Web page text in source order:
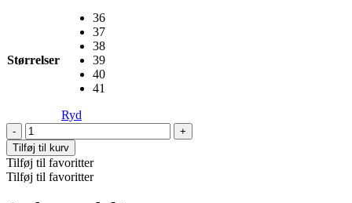
Størrelser
36
37
38
39
40
41
Ryd
Julia
Gaucho
Boot,
Black
antal
Tilføj til kurv
Tilføj til favoritter
Tilføj til favoritter